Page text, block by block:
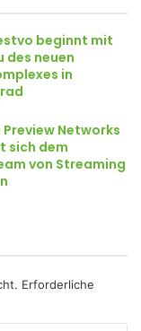
beginnt mit
des neuen
in
Preview Networks
sich dem
von Streaming
Erforderliche